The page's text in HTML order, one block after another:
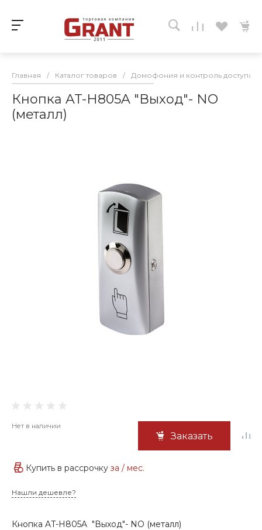
Главная / Каталог товаров / Домофония и контроль доступа
Кнопка AT-H805A "Выход"- NO
(металл)
Нет в наличии
Заказать
Купить в рассрочку за / мес.
Нашли дешевле?
Кнопка AT-H805A "Выход"- NO (металл)